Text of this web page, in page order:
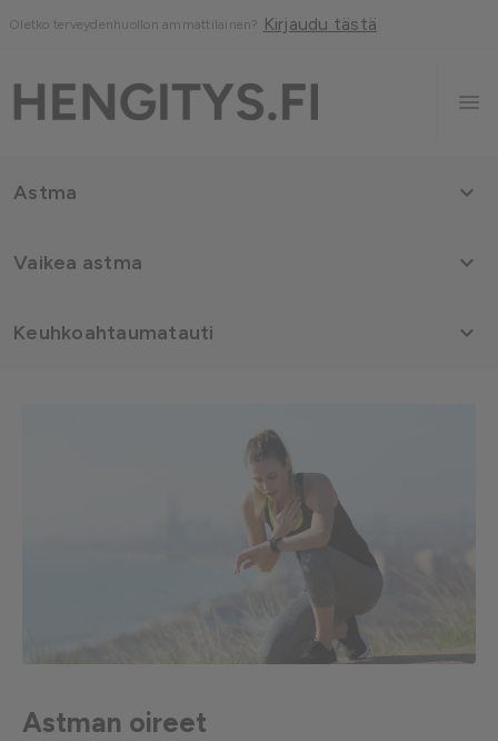
Oletko terveydenhuollon ammattilainen? Kirjaudu tästä
Astma 
Vaikea astma 
Keuhkoahtaumatauti 
Astman oireet